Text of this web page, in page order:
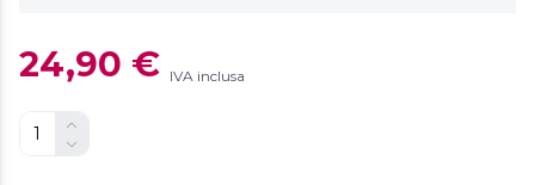
24,90 € IVA inclusa